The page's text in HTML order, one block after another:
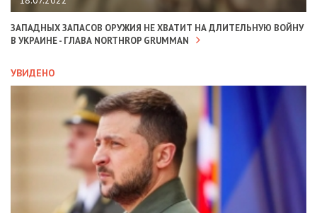
ЗАПАДНЫХ ЗАПАСОВ ОРУЖИЯ НЕ ХВАТИТ НА ДЛИТЕЛЬНУЮ ВОЙНУ
В УКРАИНЕ - ГЛАВА NORTHROP GRUMMAN
УВИДЕНО